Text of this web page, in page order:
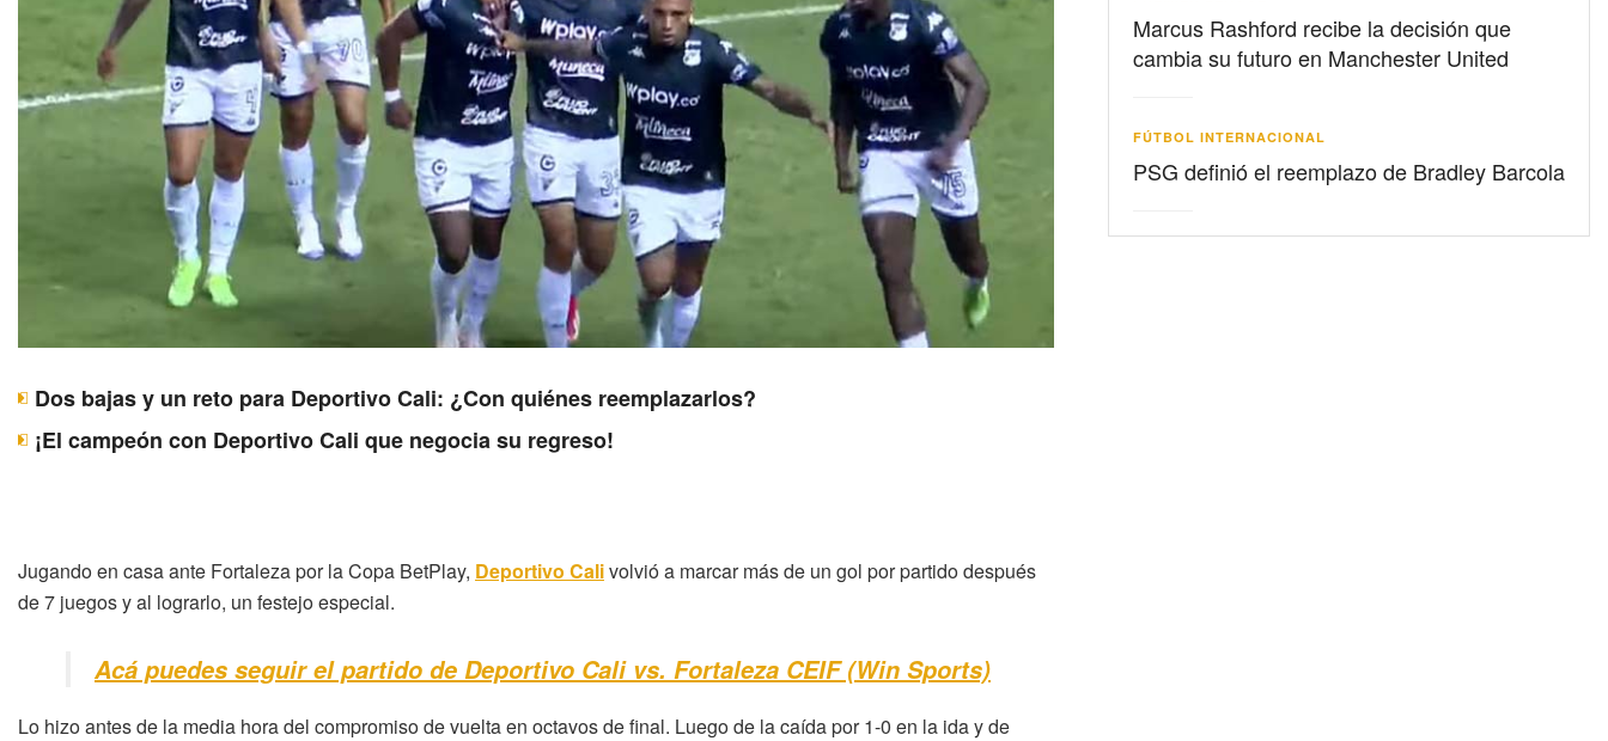
Dos bajas y un reto para Deportivo Cali: ¿Con quiénes reemplazarlos?
¡El campeón con Deportivo Cali que negocia su regreso!
Jugando en casa ante Fortaleza por la Copa BetPlay, Deportivo Calivolvió a marcar más de un gol por partido después
de 7 juegos y al lograrlo, un festejo especial.
Acá puedes seguir el partido de Deportivo Cali vs. Fortaleza CEIF (Win Sports)
Lo hizo antes de la media hora del compromiso de vuelta en octavos de final. Luego de la caída por 1-0 en la ida y de
Marcus Rashford recibe la decisión que
cambia su futuro en Manchester United
FÚTBOL INTERNACIONAL
PSG definió el reemplazo de Bradley Barcola